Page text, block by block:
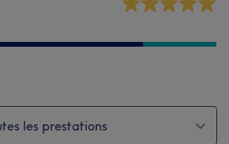
les prestations